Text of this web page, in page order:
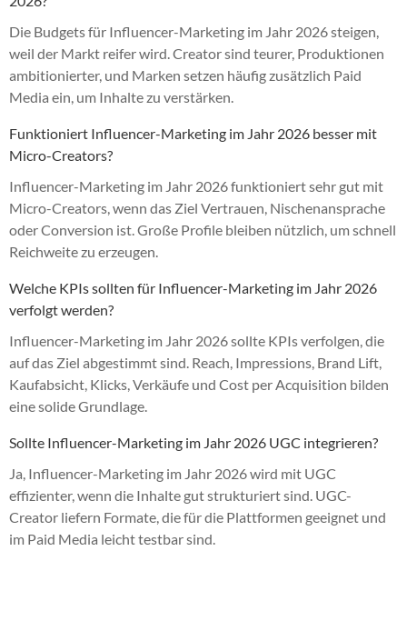
Die Budgets für Influencer-Marketing im Jahr 2026 steigen,
weil der Markt reifer wird. Creator sind teurer, Produktionen
ambitionierter, und Marken setzen häufig zusätzlich Paid
Media ein, um Inhalte zu verstärken.
Funktioniert Influencer-Marketing im Jahr 2026 besser mit
Micro-Creators?
Influencer-Marketing im Jahr 2026 funktioniert sehr gut mit
Micro-Creators, wenn das Ziel Vertrauen, Nischenansprache
oder Conversion ist. Große Profile bleiben nützlich, um schnell
Reichweite zu erzeugen.
Welche KPIs sollten für Influencer-Marketing im Jahr 2026
verfolgt werden?
Influencer-Marketing im Jahr 2026 sollte KPIs verfolgen, die
auf das Ziel abgestimmt sind. Reach, Impressions, Brand Lift,
Kaufabsicht, Klicks, Verkäufe und Cost per Acquisition bilden
eine solide Grundlage.
Sollte Influencer-Marketing im Jahr 2026 UGC integrieren?
Ja, Influencer-Marketing im Jahr 2026 wird mit UGC
effizienter, wenn die Inhalte gut strukturiert sind. UGC-
Creator liefern Formate, die für die Plattformen geeignet und
im Paid Media leicht testbar sind.